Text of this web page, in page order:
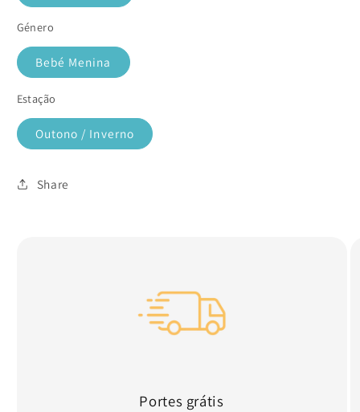
Género
Bebé Menina
Estação
Outono / Inverno
Share
Portes grátis